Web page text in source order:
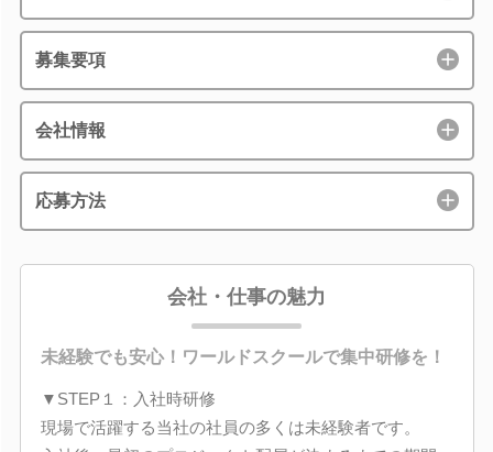
募集要項
会社情報
応募方法
会社・仕事の魅力
未経験でも安心！ワールドスクールで集中研修を！
▼STEP１：入社時研修
現場で活躍する当社の社員の多くは未経験者です。